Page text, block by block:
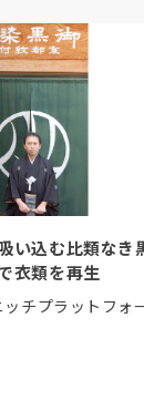
法を試みたが
では再現性
甲子園」を
を活用し、
ット分野で
開です」（
い込む比類なき
衣類を再生
チプラットフォ